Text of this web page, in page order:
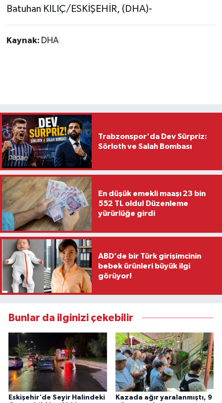
Batuhan KILIÇ/ESKİŞEHİR, (DHA)-
Kaynak: DHA
Trabzonspor'da Dev Sürpriz:
Sörloth ve Salah Bombası
En düşük emekli maaşı 23 bin
552 TL oldu! Düzenleme
yürürlüğe girdi
ABD’de bir Türk girişimcinin
bebek ürünleri büyük ilgi
görüyor!
Bunlar da ilginizi çekebilir
Eskişehir'de Seyir Halindeki
Kazada ağır yaralanmıştı, 9